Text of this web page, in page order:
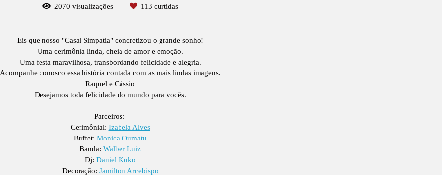
2070 visualizações 113 curtidas
Eis que nosso "Casal Simpatia" concretizou o grande sonho!
Uma cerimônia linda, cheia de amor e emoção.
Uma festa maravilhosa, transbordando felicidade e alegria.
Acompanhe conosco essa história contada com as mais lindas imagens.
Raquel e Cássio
Desejamos toda felicidade do mundo para vocês.
Parceiros:
Cerimônial: Izabela Alves
Buffet: Monica Oumatu
Banda: Walber Luiz
Dj: Daniel Kuko
Decoração: Jamilton Arcebispo